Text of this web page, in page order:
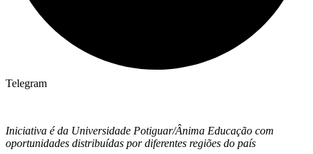
Telegram
Iniciativa é da Universidade Potiguar/Ânima Educação com
oportunidades distribuídas por diferentes regiões do país